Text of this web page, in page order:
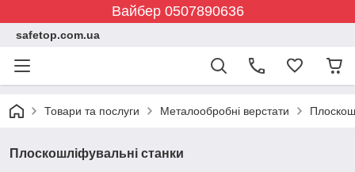
Вайбер 0507890636
safetop.com.ua
Товари та послуги Металообробні верстати
Плоскошліфувальні станки